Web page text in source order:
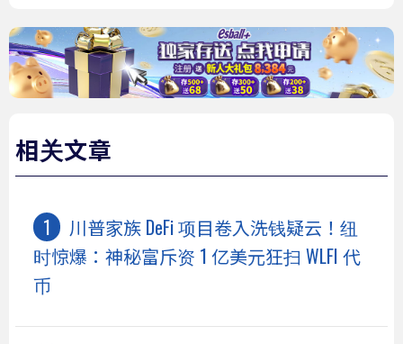
相关文章
川普家族 DeFi 项目卷入洗钱疑云！纽
时惊爆：神秘富斥资 1 亿美元狂扫 WLFI 代
币